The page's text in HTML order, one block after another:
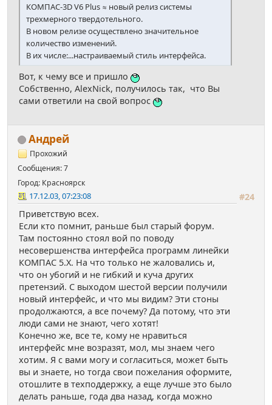
КОМПАС-3D V6 Plus ≈ новый релиз системы
трехмерного твердотельного.
В новом релизе осуществлено значительное
количество изменений.
В их числе:...настраиваемый стиль интерфейса.
Вот, к чему все и пришло
Собственно, AlexNick, получилось так, что Вы
сами ответили на свой вопрос
Андрей
Прохожий
Сообщения: 7
Город: Красноярск
#24
17.12.03, 07:23:08
Приветствую всех.
Если кто помнит, раньше был старый форум.
Там постоянно стоял вой по поводу
несовершенства интерфейса программ линейки
КОМПАС 5.Х. На что только не жаловались и,
что он убогий и не гибкий и куча других
претензий. С выходом шестой версии получили
новый интерфейс, и что мы видим? Эти стоны
продолжаются, а все почему? Да потому, что эти
люди сами не знают, чего хотят!
Конечно же, все те, кому не нравиться
интерфейс мне возразят, мол, мы знаем чего
хотим. Я с вами могу и согласиться, может быть
вы и знаете, но тогда свои пожелания оформите,
отошлите в техподдержку, а еще лучше это было
делать раньше, года два назад, когда можно